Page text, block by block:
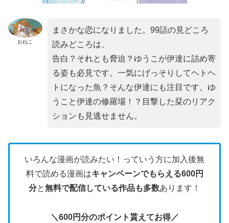
おねこ
まさかな恋になりました。99話の見どころ
読みどころは、
告白？それとも脅迫？ゆうこが伊達に詰め寄
る姿も必見です。一気にげっそりしてヘトヘ
トになった魚？そんな伊達にも注目です。ゆ
うこと伊達の修羅場！？目撃した栞のリアク
ションも見逃せません。
いろんな漫画が読みたい！っていう方に加入後無
料で読める漫画はキャンペーンでもらえる600円
分と無料で配信している作品も多数あります！
＼600円分のポイント貰えてお得／